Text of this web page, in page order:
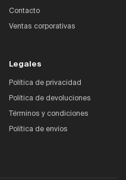
Contacto
Ventas corporativas
Legales
Política de privacidad
Política de devoluciones
Términos y condiciones
Política de envíos